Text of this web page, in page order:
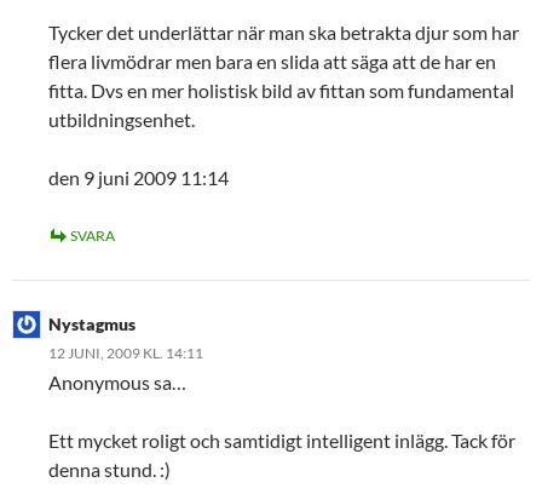
Tycker det underlättar när man ska betrakta djur som har
flera livmödrar men bara en slida att säga att de har en
fitta. Dvs en mer holistisk bild av fittan som fundamental
utbildningsenhet.
den 9 juni 2009 11:14
SVARA
Nystagmus
12 JUNI, 2009 KL. 14:11
Anonymous sa…
Ett mycket roligt och samtidigt intelligent inlägg. Tack för
denna stund. :)